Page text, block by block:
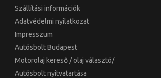
Szállítási információk
Adatvédelmi nyilatkozat
Impresszum
Autósbolt Budapest
Motorolaj kereső / olaj választó/
Autósbolt nyitvatartása